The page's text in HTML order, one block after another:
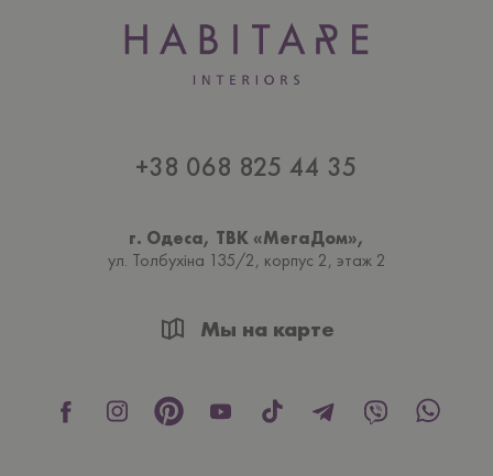
+38 068 825 44 35
г. Одеса, ТВК «МегаДом»,
ул. Толбухiна 135/2, корпус 2, этаж 2
Мы на карте